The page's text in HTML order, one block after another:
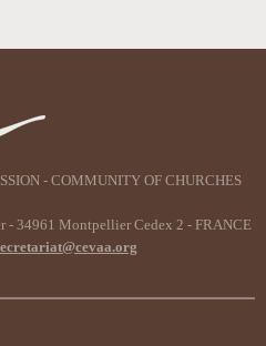
- COMMUNITY OF CHURCHES
- 34961 Montpellier Cedex 2 - FRANCE